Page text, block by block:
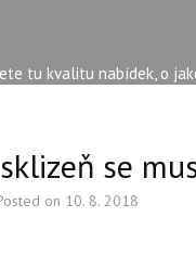
tu kvalitu nabídek, o
se
on 10. 8. 2018